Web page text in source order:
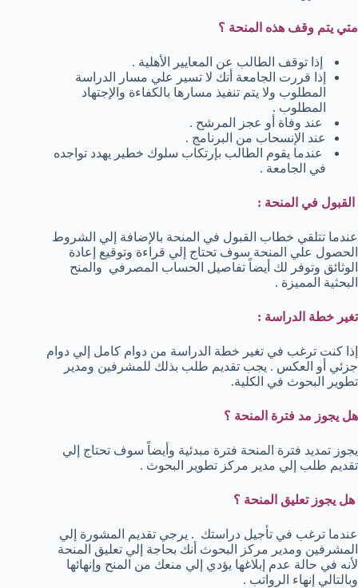
متي يتم وقف هذه المنحة ؟
إذا توقف الطالب عن المعايير الأهلية .
إذا قررت الجامعة أنك لا تسير علي مسار الدراسة
المطلوب ولا يتم تنفيذ مسارها بالكفاءة والإجتهاد
المطلوب .
عند وفاة أو عجز المرشح .
عند الإنسحاب من البرنامج .
عندما يقوم الطالب بإرتكاب سلوك خطير يهدد تواجده
في الجامعة .
القبول في المنحة :
عندما تتلقي خطاب القبول في المنحة بالإضافة إلي الشروط
الحصول علي المنحة سوف تحتاج إلي قراءة وتوقيع إعادة
الوثائق وتوفر لك أيضاً تفاصيل الحساب المصرفي والمنح
البحثية المميزة .
تغير خطة الدراسة :
إذا كنت ترغب في تغير خطة الدراسة من دوام كامل إلي دوام
جزئي أو العكس . يجب تقديم طلب بذلك للمشرفين ومدير
تطوير البحوث في الكلية.
هل يجوز مد فترة المنحة ؟
يجوز تمديد فترة المنحة فترة مبدئية وأيضاً سوف تحتاج إلي
تقديم طلب إلي مدير مركز تطوير البحوث .
هل يجوز تعليق المنحة ؟
عندما ترغب في تأجيل دراستك . يرجي تقديم المشورة إلي
المشرفين ومدير مركز البحوث أنك بحاجة إلي تعليق المنحة
لأنه في حالة عدم إبلاغها يؤدي إلي منعك من المنح وإنهائها
وبالتالي إنهاء الرواتب .